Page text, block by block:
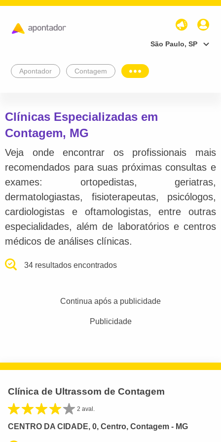
São Paulo, SP
Apontador Contagem
Clínicas Especializadas em
Contagem, MG
Veja onde encontrar os profissionais mais
recomendados para suas próximas consultas e
exames: ortopedistas, geriatras,
dermatologiastas, fisioterapeutas, psicólogos,
cardiologistas e oftamologistas, entre outras
especialidades, além de laboratórios e centros
médicos de análises clínicas.
34 resultados encontrados
Continua após a publicidade
Publicidade
Clínica de Ultrassom de Contagem
2 aval.
CENTRO DA CIDADE, 0, Centro, Contagem - MG